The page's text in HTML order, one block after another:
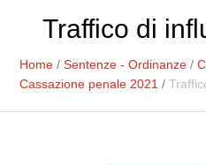
Traffico di
Home /Sentenze - Ordinanze /
Cassazione penale 2021 /